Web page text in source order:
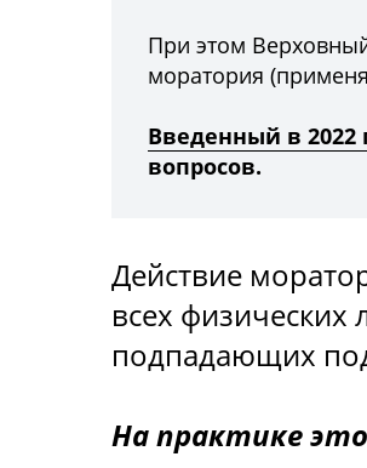
При этом
моратория
Введенный в 2022
вопросов.
Действие
всех
подпадающих
На практике